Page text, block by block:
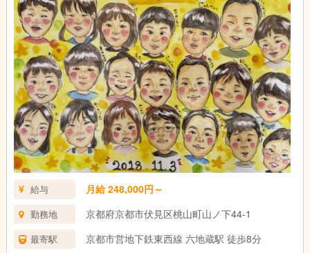
給与 月給 248,000円～
勤務地 京都府京都市伏見区桃山町山ノ下44-1
最寄駅 京都市営地下鉄東西線 六地蔵駅 徒歩8分